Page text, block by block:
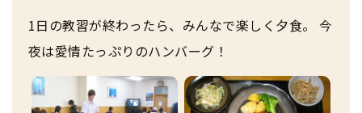
1日の教習が終わったら、みんなで楽しく夕食。 今
夜は愛情たっぷりのハンバーグ！